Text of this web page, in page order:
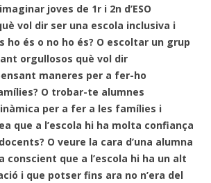
joves de 1r i 2n d’ESO
vol dir ser una escola inclusiva i
ho és o no ho és? O escoltar un grup
orgullosos què vol dir
maneres per a fer-ho
O trobar-te alumnes
per a fer a les famílies i
que a l’escola hi ha molta confiança
O veure la cara d’una alumna
que a l’escola hi ha un alt
i que potser fins ara no n’era del